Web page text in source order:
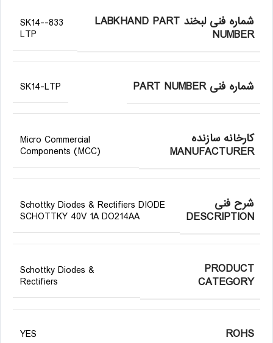
شماره فنی لبخند LABKHAND PART
NUMBER
833-SK14-
LTP
شماره فنی PART NUMBER SK14-LTP
کارخانه سازنده
MANUFACTURER
Micro Commercial
Components (MCC)
شرح فنی
DESCRIPTION
Schottky Diodes & Rectifiers DIODE
SCHOTTKY 40V 1A DO214AA
PRODUCT
CATEGORY
Schottky Diodes &
Rectifiers
ROHS
YES